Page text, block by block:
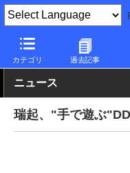
カテゴリ 過去記事
PC Watch 半導体/周辺機器
ニュース
瑞起、"手で遊ぶ